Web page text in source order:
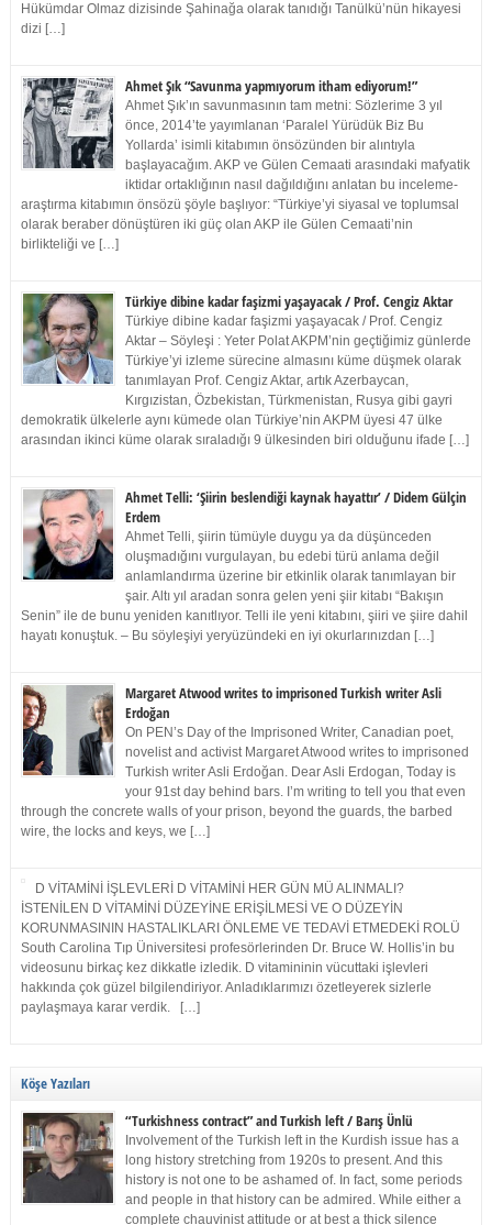
Hükümdar Olmaz dizisinde Şahinağa olarak tanıdığı Tanülkü’nün hikayesi
dizi […]
Ahmet Şık “Savunma yapmıyorum itham ediyorum!”
Ahmet Şık’ın savunmasının tam metni: Sözlerime 3 yıl
önce, 2014’te yayımlanan ‘Paralel Yürüdük Biz Bu
Yollarda’ isimli kitabımın önsözünden bir alıntıyla
başlayacağım. AKP ve Gülen Cemaati arasındaki mafyatik
iktidar ortaklığının nasıl dağıldığını anlatan bu inceleme-
araştırma kitabımın önsözü şöyle başlıyor: “Türkiye’yi siyasal ve toplumsal
olarak beraber dönüştüren iki güç olan AKP ile Gülen Cemaati’nin
birlikteliği ve […]
Türkiye dibine kadar faşizmi yaşayacak / Prof. Cengiz Aktar
Türkiye dibine kadar faşizmi yaşayacak / Prof. Cengiz
Aktar – Söyleşi : Yeter Polat AKPM’nin geçtiğimiz günlerde
Türkiye’yi izleme sürecine almasını küme düşmek olarak
tanımlayan Prof. Cengiz Aktar, artık Azerbaycan,
Kırgızistan, Özbekistan, Türkmenistan, Rusya gibi gayri
demokratik ülkelerle aynı kümede olan Türkiye’nin AKPM üyesi 47 ülke
arasından ikinci küme olarak sıraladığı 9 ülkesinden biri olduğunu ifade […]
Ahmet Telli: ‘Şiirin beslendiği kaynak hayattır’ / Didem Gülçin
Erdem
Ahmet Telli, şiirin tümüyle duygu ya da düşünceden
oluşmadığını vurgulayan, bu edebi türü anlama değil
anlamlandırma üzerine bir etkinlik olarak tanımlayan bir
şair. Altı yıl aradan sonra gelen yeni şiir kitabı “Bakışın
Senin” ile de bunu yeniden kanıtlıyor. Telli ile yeni kitabını, şiiri ve şiire dahil
hayatı konuştuk. – Bu söyleşiyi yeryüzündeki en iyi okurlarınızdan […]
Margaret Atwood writes to imprisoned Turkish writer Asli
Erdoğan
On PEN’s Day of the Imprisoned Writer, Canadian poet,
novelist and activist Margaret Atwood writes to imprisoned
Turkish writer Asli Erdoğan. Dear Asli Erdogan, Today is
your 91st day behind bars. I’m writing to tell you that even
through the concrete walls of your prison, beyond the guards, the barbed
wire, the locks and keys, we […]
D VİTAMİNİ İŞLEVLERİ D VİTAMİNİ HER GÜN MÜ ALINMALI?
İSTENİLEN D VİTAMİNİ DÜZEYİNE ERİŞİLMESİ VE O DÜZEYİN
KORUNMASININ HASTALIKLARI ÖNLEME VE TEDAVİ ETMEDEKİ ROLÜ
South Carolina Tıp Üniversitesi profesörlerinden Dr. Bruce W. Hollis’in bu
videosunu birkaç kez dikkatle izledik. D vitamininin vücuttaki işlevleri
hakkında çok güzel bilgilendiriyor. Anladıklarımızı özetleyerek sizlerle
paylaşmaya karar verdik. […]
Köşe Yazıları
“Turkishness contract” and Turkish left / Barış Ünlü
Involvement of the Turkish left in the Kurdish issue has a
long history stretching from 1920s to present. And this
history is not one to be ashamed of. In fact, some periods
and people in that history can be admired. While either a
complete chauvinist attitude or at best a thick silence